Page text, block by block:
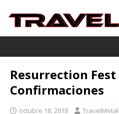
Resurrection Fest
Confirmaciones
octubre 18, 2018 TravelMetal